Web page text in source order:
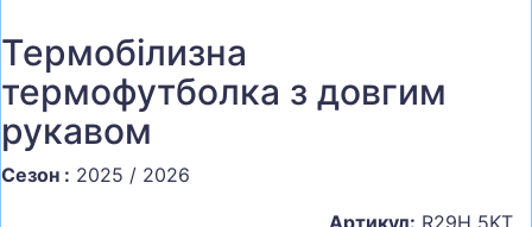
Термобілизна
термофутболка з довгим
рукавом
Сезон : 2025 / 2026
Артикул: R29H 5KT